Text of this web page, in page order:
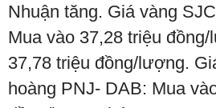
Nhuận tăng. Giá vàng
Mua vào 37,28 triệu
37,78 triệu đồng/lượng.
hoàng PNJ- DAB: Mua